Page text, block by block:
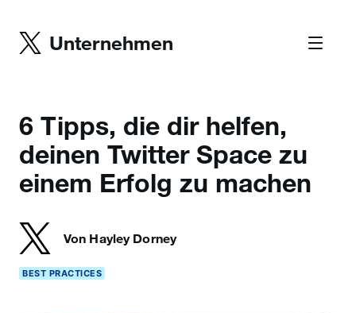
Unternehmen
6 Tipps, die dir helfen,
deinen Twitter Space zu
einem Erfolg zu machen
Von Hayley Dorney
BEST PRACTICES